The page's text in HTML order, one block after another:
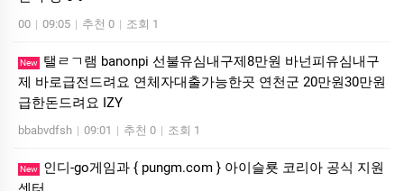
00 | 09:05 | 추천 0 | 조회 1
New
탤ㄹㄱ램 banonpi 선불유심내구제8만원 바넌피유심내구
제 바로급전드려요 연체자대출가능한곳 연천군 20만원30만원
급한돈드려요 IZY
bbabvdfsh | 09:01 | 추천 0 | 조회 1
New
인디-go게임과 { pungm.com } 아이슬룟 코리아 공식 지원